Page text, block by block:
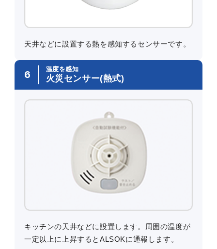
天井などに設置する熱を感知するセンサーです。
6 温度を感知
火災センサー(熱式)
キッチンの天井などに設置します。周囲の温度が
一定以上に上昇するとALSOKに通報します。